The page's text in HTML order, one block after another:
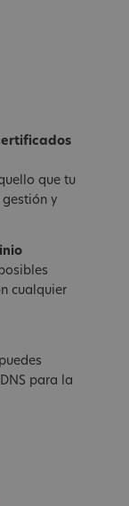
que tu
gestión y
cualquier
para la